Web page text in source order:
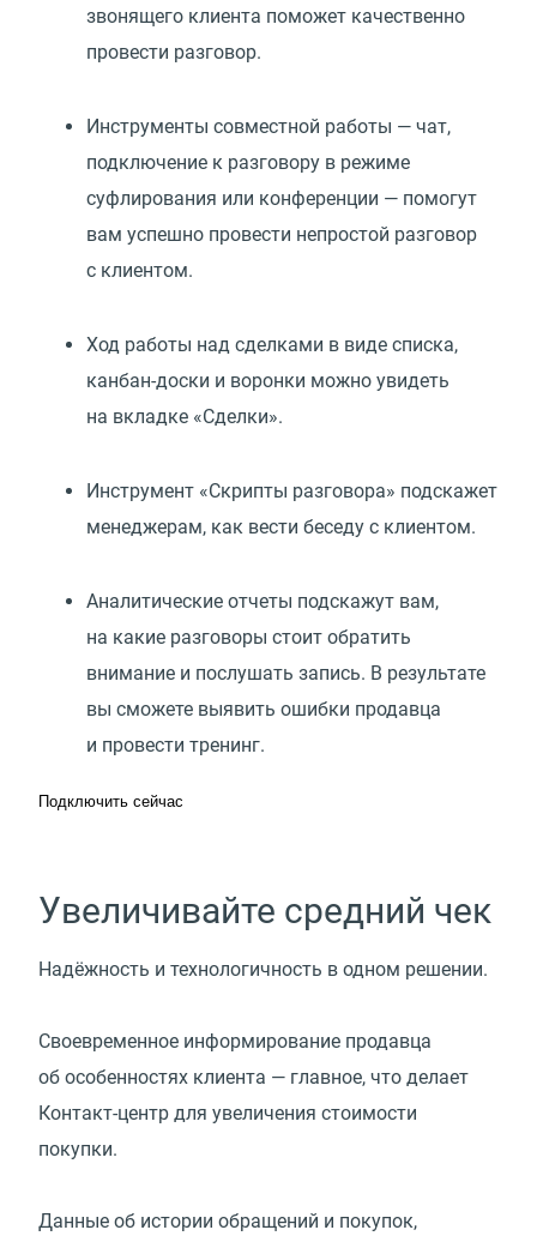
звонящего клиента поможет качественно
провести разговор.
Инструменты совместной работы — чат,
подключение к разговору в режиме
суфлирования или конференции — помогут
вам успешно провести непростой разговор
с клиентом.
Ход работы над сделками в виде списка,
канбан-доски и воронки можно увидеть
на вкладке «Сделки».
Инструмент «Скрипты разговора» подскажет
менеджерам, как вести беседу с клиентом.
Аналитические отчеты подскажут вам,
на какие разговоры стоит обратить
внимание и послушать запись. В результате
вы сможете выявить ошибки продавца
и провести тренинг.
Подключить сейчас
Увеличивайте средний чек
Надёжность и технологичность в одном решении.
Своевременное информирование продавца
об особенностях клиента — главное, что делает
Контакт-центр для увеличения стоимости
покупки.
Данные об истории обращений и покупок,